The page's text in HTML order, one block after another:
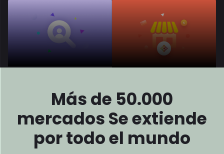
PresentadoTodoSobre
el mundo
Nuestro impactante trabajo ha ganado alcance global
reconocimiento por su excelencia, abrazando la aclamación
de todos los rincones del mundo.